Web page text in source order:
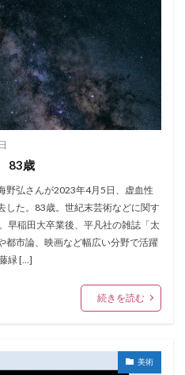
83歳
弘さんが2023年4月5日、虚血性
した。83歳。世紀末芸術などに関す
稲田大卒業後、平凡社の雑誌「太
都市論、映画など幅広い分野で活躍
緑 […]
続きを読む
美術